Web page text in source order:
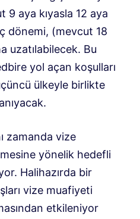
9 aya kıyasla 12 aya
​​dönemi, (mevcut 18
uzatılabilecek. Bu
yol açan koşulları
ülkeyle birlikte
zamanda vize
yönelik hedefli
Halihazırda bir
vize muafiyeti
etkileniyor